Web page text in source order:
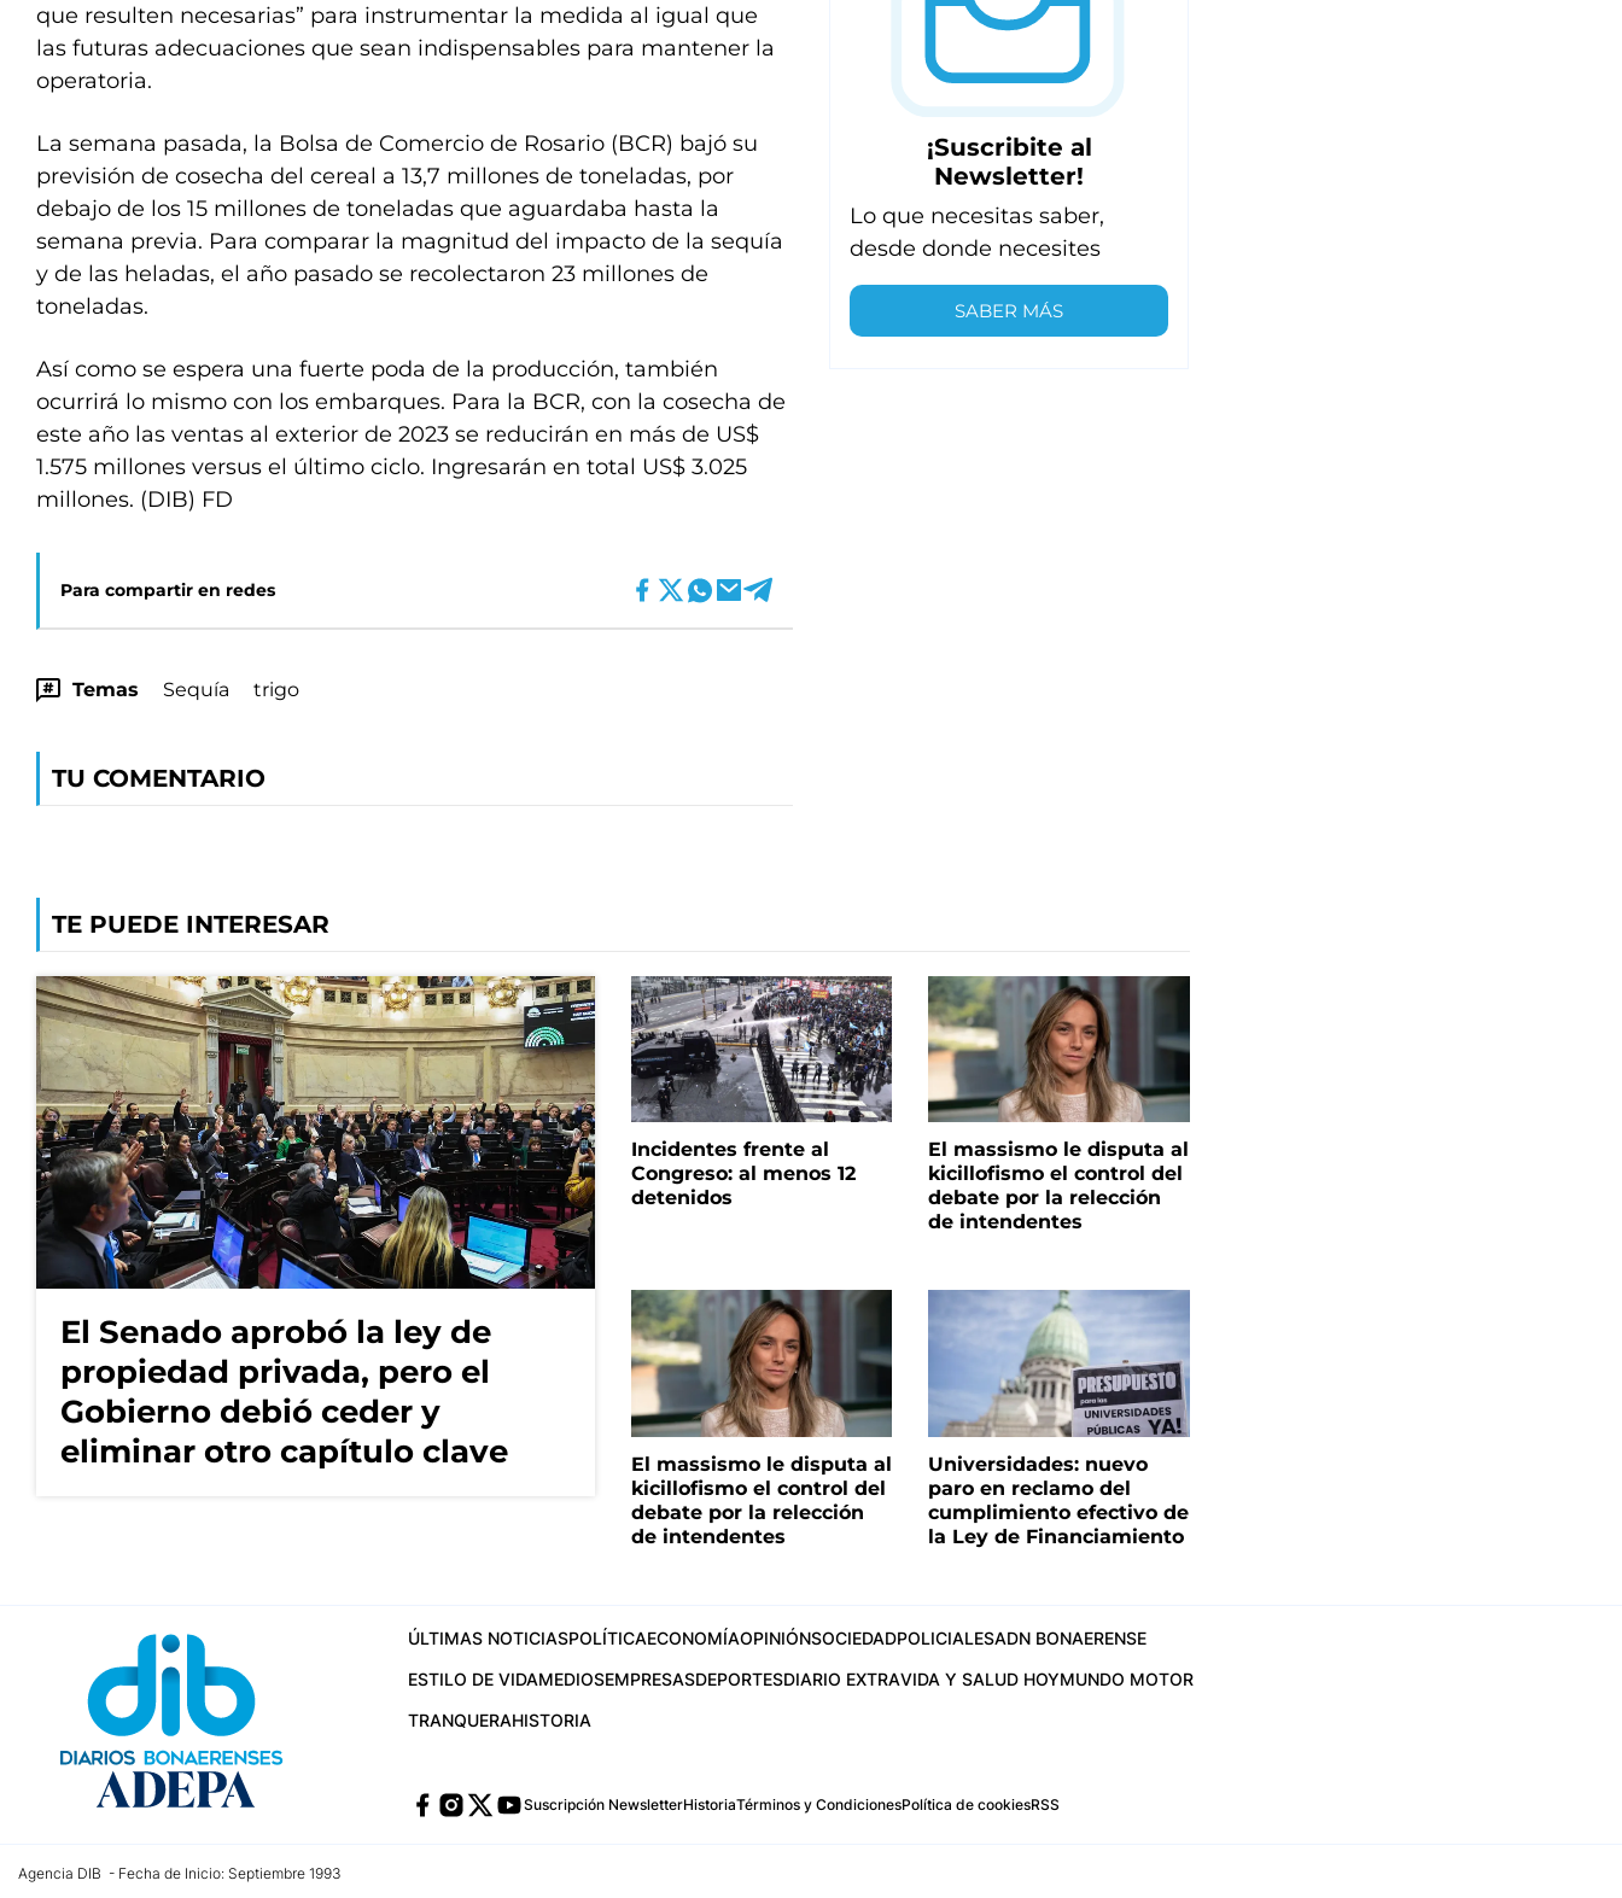
que resulten necesarias” para instrumentar la medida al igual que
las futuras adecuaciones que sean indispensables para mantener la
operatoria.
La semana pasada, la Bolsa de Comercio de Rosario (BCR) bajó su
previsión de cosecha del cereal a 13,7 millones de toneladas, por
debajo de los 15 millones de toneladas que aguardaba hasta la
semana previa. Para comparar la magnitud del impacto de la sequía
y de las heladas, el año pasado se recolectaron 23 millones de
toneladas.
Así como se espera una fuerte poda de la producción, también
ocurrirá lo mismo con los embarques. Para la BCR, con la cosecha de
este año las ventas al exterior de 2023 se reducirán en más de US$
1.575 millones versus el último ciclo. Ingresarán en total US$ 3.025
millones. (DIB) FD
Para compartir en redes
Temas Sequía trigo
TU COMENTARIO
¡Suscribite al
Newsletter!
Lo que necesitas saber,
desde donde necesites
SABER MÁS
TE PUEDE INTERESAR
El Senado aprobó la ley de
propiedad privada, pero el
Gobierno debió ceder y
eliminar otro capítulo clave
Incidentes frente al
Congreso: al menos 12
detenidos
El massismo le disputa al
kicillofismo el control del
debate por la relección
de intendentes
El massismo le disputa al
kicillofismo el control del
debate por la relección
de intendentes
Universidades: nuevo
paro en reclamo del
cumplimiento efectivo de
la Ley de Financiamiento
ÚLTIMAS NOTICIASPOLÍTICAECONOMÍAOPINIÓNSOCIEDADPOLICIALESADN BONAERENSE
ESTILO DE VIDAMEDIOSEMPRESASDEPORTESDIARIO EXTRAVIDA Y SALUD HOYMUNDO MOTOR
TRANQUERAHISTORIA
Suscripción NewsletterHistoriaTérminos y CondicionesPolítica de cookiesRSS
Agencia DIB - Fecha de Inicio: Septiembre 1993